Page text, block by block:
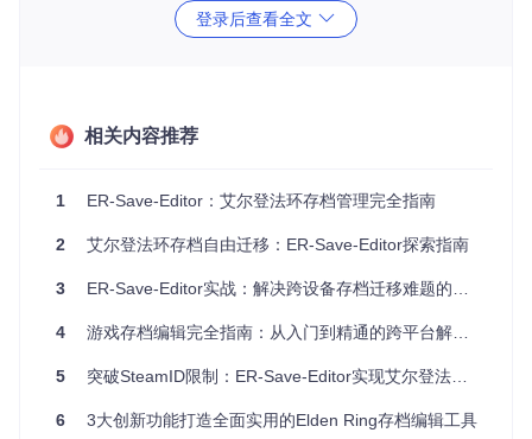
核心功能模块
数据转换器：核心模块，处理设备相关标识的修改与验证
数据写入器：将修改后的数据重新打包为目标格式
这种分层架构确保了工具的灵活性和可扩展性，使其能够处理
数据安全转换机制
配置迁移的核心挑战在于如何安全修改设备标识信息。ER-Sa
登录后查看全文
相关内容推荐
1 ER-Save-Editor：艾尔登法环存档管理完全指南
2 艾尔登法环存档自由迁移：ER-Save-Editor探索指南
3 ER-Save-Editor实战：解决跨设备存档迁移难题的完整方案
4 游戏存档编辑完全指南：从入门到精通的跨平台解决方案
5 突破SteamID限制：ER-Save-Editor实现艾尔登法环存档无缝迁移的5个关键步骤
6 3大创新功能打造全面实用的Elden Ring存档编辑工具